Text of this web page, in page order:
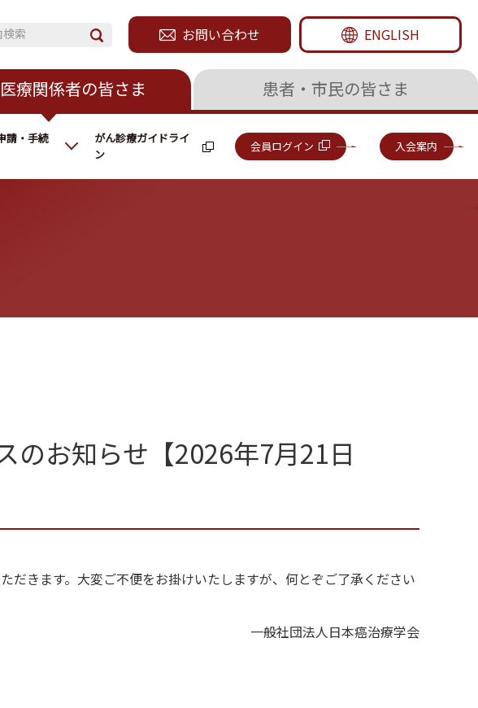
お問い合わせ ENGLISH
索
療関係者の皆さま 患者・市民の皆さま
会員ログイン 入会案内
請・手続
がん診療ガイドライ
ン
のお知らせ【2026年7月21日
だきます。大変ご不便をお掛けいたしますが、何とぞご了承ください
一般社団法人日本癌治療学会